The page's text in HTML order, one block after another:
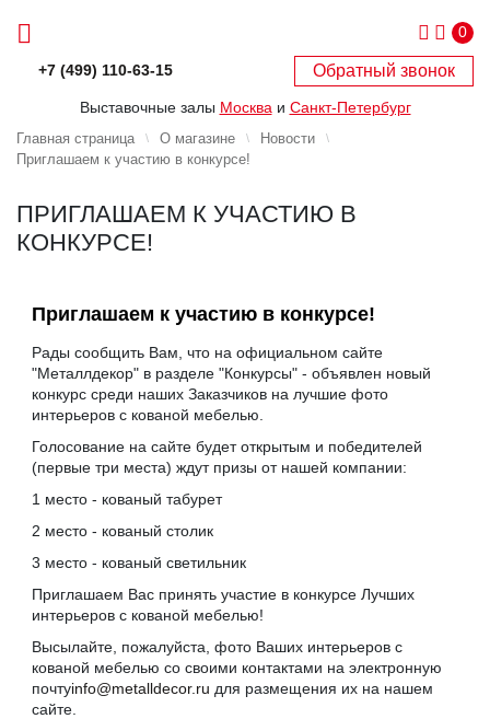
0
+7 (499) 110-63-15 Обратный звонок
Выставочные залы Москва и Санкт-Петербург
Главная страница О магазине
Новости
Приглашаем к участию в конкурсе!
ПРИГЛАШАЕМ К УЧАСТИЮ В
КОНКУРСЕ!
Приглашаем к участию в конкурсе!
Рады сообщить Вам, что на официальном сайте
"Металлдекор" в разделе "Конкурсы" - объявлен новый
конкурс среди наших Заказчиков на лучшие фото
интерьеров с кованой мебелью.
Голосование на сайте будет открытым и победителей
(первые три места) ждут призы от нашей компании:
1 место - кованый табурет
2 место - кованый столик
3 место - кованый светильник
Приглашаем Вас принять участие в конкурсе Лучших
интерьеров с кованой мебелью!
Высылайте, пожалуйста, фото Ваших интерьеров с
кованой мебелью со своими контактами на электронную
почтуinfo@metalldecor.ru для размещения их на нашем
сайте.